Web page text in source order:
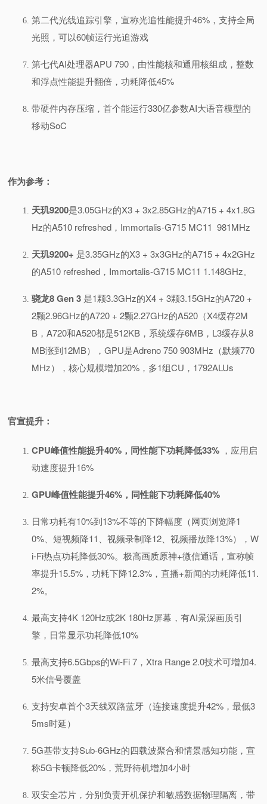
第二代光线追踪引擎，宣称光追性能提升46%，支持全局
光照，可以60帧运行光追游戏
第七代AI处理器APU 790，由性能核和通用核组成，整数
和浮点性能提升翻倍，功耗降低45%
带硬件内存压缩，首个能运行330亿参数AI大语音模型的
移动SoC
作为参考：
天玑9200是3.05GHz的X3 + 3x2.85GHz的A715 + 4x1.8G
Hz的A510 refreshed，Immortalis-G715 MC11 981MHz
天玑9200+ 是3.35GHz的X3 + 3x3GHz的A715 + 4x2GHz
的A510 refreshed，Immortalis-G715 MC11 1.148GHz。
骁龙8 Gen 3 是1颗3.3GHz的X4 + 3颗3.15GHz的A720 +
2颗2.96GHz的A720 + 2颗2.27GHz的A520（X4缓存2M
B，A720和A520都是512KB，系统缓存6MB，L3缓存从8
MB涨到12MB），GPU是Adreno 750 903MHz（默频770
MHz），核心规模增加20%，多1组CU，1792ALUs
官宣提升：
CPU峰值性能提升40%，同性能下功耗降低33% ， 应用启
动速度提升16%
GPU峰值性能提升46%，同性能下功耗降低40%
日常功耗有10%到13%不等的下降幅度（网页浏览降1
0%、短视频降11、视频录制降12、视频播放降13%），W
i-Fi热点功耗降低30%。极高画质原神+微信通话，宣称帧
率提升15.5%，功耗下降12.3%，直播+新闻的功耗降低11.
2%。
最高支持4K 120Hz或2K 180Hz屏幕，有AI景深画质引
擎，日常显示功耗降低10%
最高支持6.5Gbps的Wi-Fi 7，Xtra Range 2.0技术可增加4.
5米信号覆盖
支持安卓首个3天线双路蓝牙（连接速度提升42%，最低3
5ms时延）
5G基带支持Sub-6GHz的四载波聚合和情景感知功能，宣
称5G卡顿降低20%，荒野待机增加4小时
双安全芯片，分别负责开机保护和敏感数据物理隔离，带